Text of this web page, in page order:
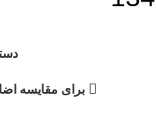
برای مقایسه